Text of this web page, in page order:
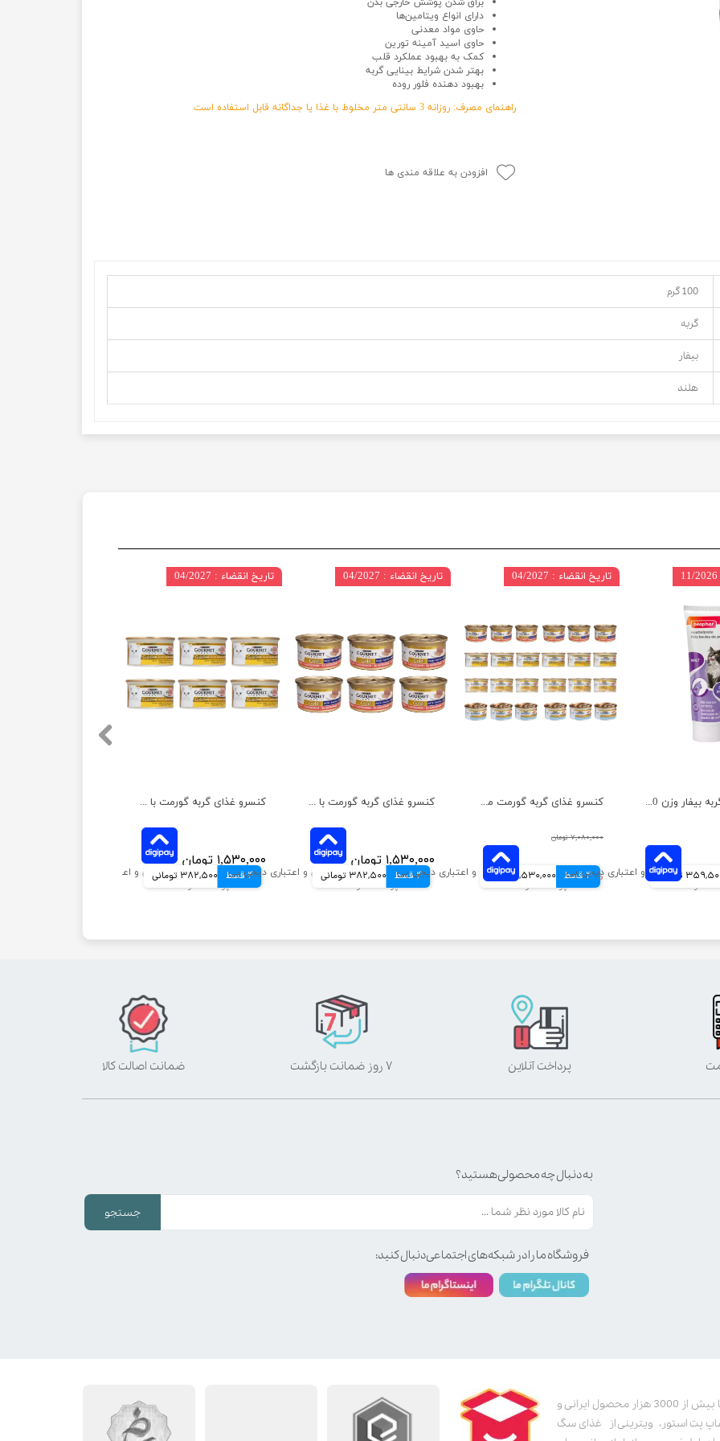
گربه
بچه گربه
گربه
سگ
براق شدن پوشش خارجی بدن
دارای انواع ویتامین‌ها
حاوی مواد معدنی
حاوی اسید آمینه تورین
کمک به بهبود عملکرد قلب
بهتر شدن شرایط بینایی گربه
بهبود دهنده فلور روده
راهنمای مصرف: روزانه 3 سانتی متر مخلوط با غذا یا جداگانه قابل استفاده است
افزودن به علاقه مندی ها
100 گرم
گربه
بیفار
هلند
کنسرو غذای گربه گورمت با طعم مرغ بسته 6 عددی
۱,۵۳۰,۰۰۰ تومان
4 قسط 382,500 تومانی
تاریخ انقضاء : 04/2027
کنسرو غذای گربه گورمت با طعم گوشت گاو بسته 6 عددی
۱,۵۳۰,۰۰۰ تومان
4 قسط 382,500 تومانی
تاریخ انقضاء : 04/2027
کنسرو غذای گربه گورمت مدل میکس بسته 24 عددی
۷,۰۸۰,۰۰۰ تومان
۶,۱۲۰,۰۰۰ تومان
4 قسط 1,530,000 تومانی
تاریخ انقضاء : 04/2027
خمیر مالت گربه بیفار وزن 100 گرم
تومانی
پت استور به عنوان یکی از قدیمی‌ترین پت شاپ های اینترنتی با بیش از 3000 هزار محصول ایرانی و
پت استور، ویترینی از غذای سگ
پرداخت آنلاین ۷ روز ضمانت بازگشت ضمانت اصالت کالا
به دنبال چه محصولی هستید؟
جستجو
فروشگاه ما را در شبکه‌های اجتماعی دنبال کنید: